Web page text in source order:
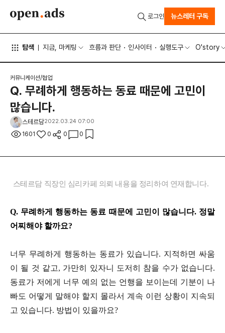
탐색 지금, 마케팅 흐름과 판단 인사이터 실행도구 O'story
로그인 뉴스레터 구독
커뮤니케이션/협업
Q. 무례하게 행동하는 동료 때문에 고민이
많습니다.
스테르담2022.03.24 07:00
1601 0 0 0
스테르담 직장인 심리카페 의뢰 내용을 정리하여 연재합니다.
Q. 무례하게 행동하는 동료 때문에 고민이 많습니다. 정말
어찌해야 할까요?
너무 무례하게 행동하는 동료가 있습니다. 지적하면 싸움
이 될 것 같고, 가만히 있자니 도저히 참을 수가 없습니다.
동료가 저에게 너무 예의 없는 언행을 보이는데 기분이 나
빠도 어떻게 말해야 할지 몰라서 계속 이런 상황이 지속되
고 있습니다. 방법이 있을까요?